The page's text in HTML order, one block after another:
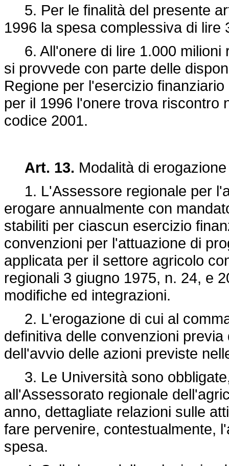
5. Per le finalità del presente
1996 la spesa complessiva di lire
6. All'onere di lire 1.000 milioni
si provvede con parte delle
Regione per l'esercizio
per il 1996 l'onere trova riscontro
codice 2001.
Art. 13. Modalità di
1. L'Assessore regionale per
erogare annualmente con
stabiliti per ciascun esercizio
convenzioni per l'attuazione di
applicata per il settore agricolo
regionali 3 giugno 1975, n. 24, e
modifiche ed integrazioni.
2. L'erogazione di cui al
definitiva delle convenzioni
dell'avvio delle azioni previste
3. Le Università sono
all'Assessorato regionale
anno, dettagliate relazioni sulle
fare pervenire, contestualmente,
spesa.